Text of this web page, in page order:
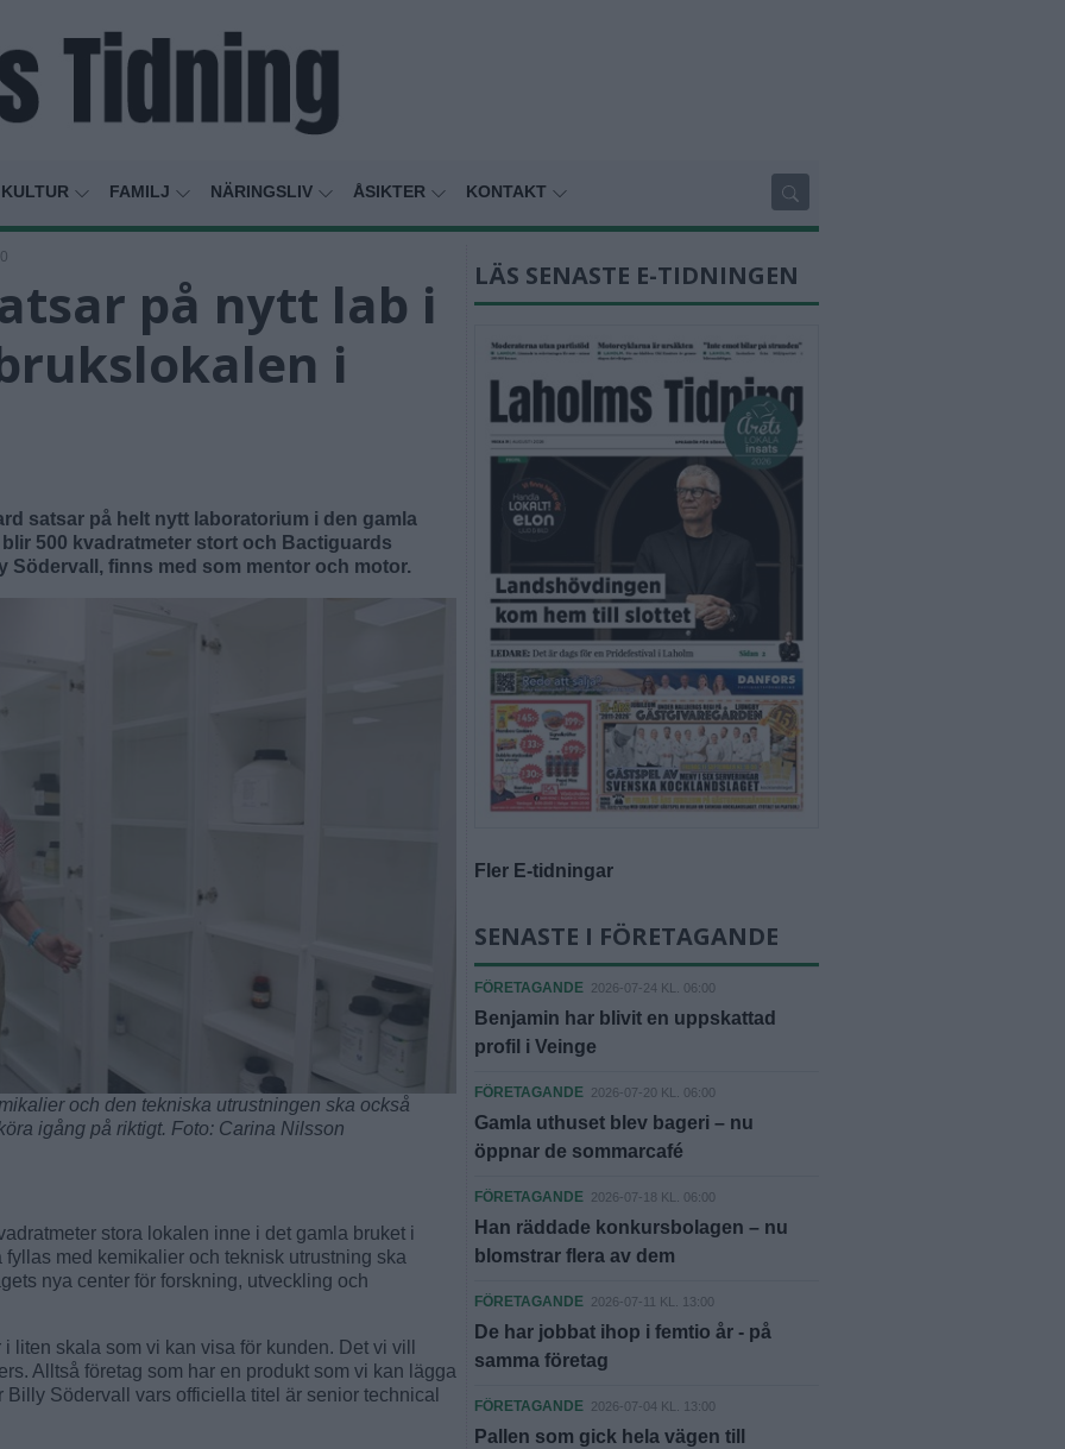
KULTUR FAMILJ NÄRINGSLIV ÅSIKTER KONTAKT
på nytt lab i
i
satsar på helt nytt laboratorium i den gamla
500 kvadratmeter stort och Bactiguards
Södervall, finns med som mentor och motor.
och den tekniska utrustningen ska också
igång på riktigt. Foto: Carina Nilsson
stora lokalen inne i det gamla bruket i
med kemikalier och teknisk utrustning ska
nya center för forskning, utveckling och
liten skala som vi kan visa för kunden. Det vi vill
Alltså företag som har en produkt som vi kan lägga
Södervall vars officiella titel är senior technical
LÄS SENASTE E-TIDNINGEN
Fler E-tidningar
SENASTE I FÖRETAGANDE
FÖRETAGANDE 2026-07-24 KL. 06:00
Benjamin har blivit en uppskattad
profil i Veinge
FÖRETAGANDE 2026-07-20 KL. 06:00
Gamla uthuset blev bageri – nu
öppnar de sommarcafé
FÖRETAGANDE 2026-07-18 KL. 06:00
Han räddade konkursbolagen – nu
blomstrar flera av dem
FÖRETAGANDE 2026-07-11 KL. 13:00
De har jobbat ihop i femtio år - på
samma företag
FÖRETAGANDE 2026-07-04 KL. 13:00
Pallen som gick hela vägen till